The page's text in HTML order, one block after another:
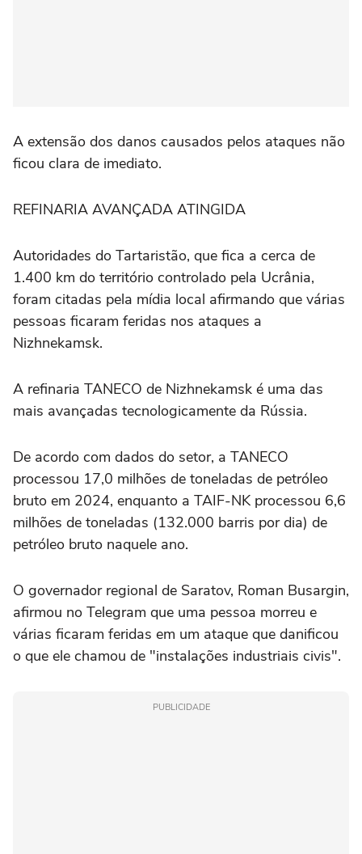
A extensão dos danos causados pelos ataques ‌não
ficou clara de imediato.
REFINARIA ⁠AVANÇADA ATINGIDA
Autoridades do Tartaristão, ⁠que fica a cerca de
1.400 km do território controlado pela Ucrânia,
foram citadas pela mídia local afirmando que ⁠várias
pessoas ficaram feridas nos ataques a
Nizhnekamsk.
A refinaria ‌TANECO de Nizhnekamsk é uma das
‌mais avançadas tecnologicamente da Rússia.
De acordo com dados do setor, a TANECO
processou 17,0 milhões de toneladas de petróleo
bruto em 2024, enquanto a TAIF-NK processou 6,6
milhões de toneladas (132.000 barris por dia) de
petróleo bruto naquele ano.
O governador regional de Saratov, Roman Busargin,
afirmou no ⁠Telegram que uma pessoa morreu e
várias ficaram feridas em um ataque que danificou
o que ele chamou de "instalações industriais civis".
PUBLICIDADE